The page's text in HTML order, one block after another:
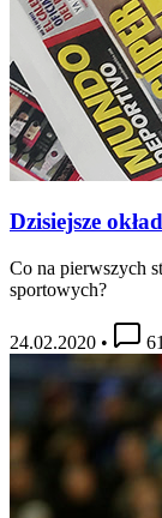
Dzisiejsze
Co na pierwszych
sportowych?
24.02.2020 • 61